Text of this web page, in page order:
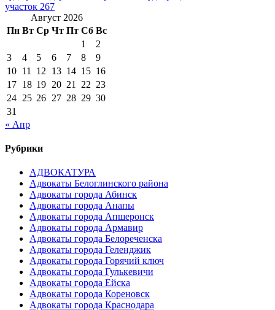
участок 267
Август 2026
Пн Вт Ср Чт Пт Сб Вс
1
2
3
4 5 6 7 8
9
10 11 12 13 14 15 16
17 18 19 20 21 22 23
24 25 26 27 28 29 30
31
« Апр
Рубрики
АДВОКАТУРА
Адвокаты Белоглинского района
Адвокаты города Абинск
Адвокаты города Анапы
Адвокаты города Апшеронск
Адвокаты города Армавир
Адвокаты города Белореченска
Адвокаты города Геленджик
Адвокаты города Горячий ключ
Адвокаты города Гулькевичи
Адвокаты города Ейска
Адвокаты города Кореновск
Адвокаты города Краснодара